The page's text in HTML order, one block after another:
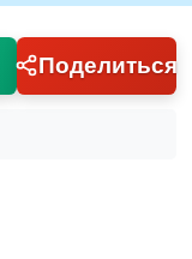
Поделиться